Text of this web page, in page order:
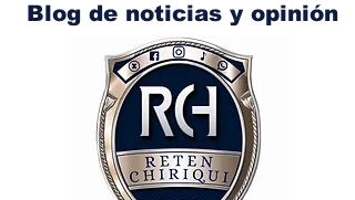
Blog de noticias y opinión